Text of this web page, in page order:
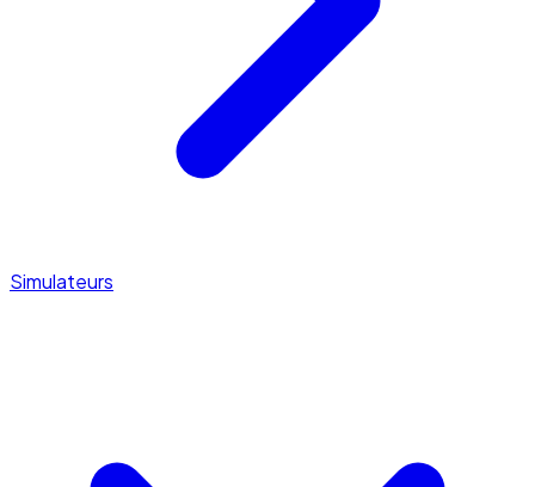
Simulateurs